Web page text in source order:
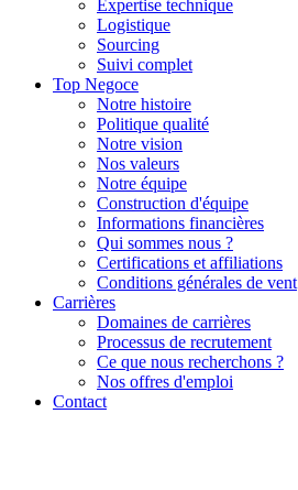
Expertise technique
Logistique
Sourcing
Suivi complet
Top Negoce
Notre histoire
Politique qualité
Notre vision
Nos valeurs
Notre équipe
Construction d'équipe
Informations financières
Qui sommes nous ?
Certifications et affiliations
Conditions générales de vent
Carrières
Domaines de carrières
Processus de recrutement
Ce que nous recherchons ?
Nos offres d'emploi
Contact